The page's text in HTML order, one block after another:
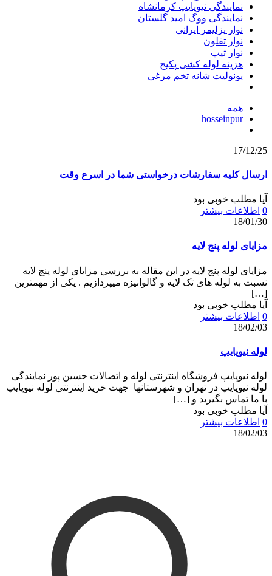
نمایندگی نیوپایپ کرمانشاه
نمایندگی ووگ امید گلستان
نوار پزلیمر ایرانی
نوار تفلون
نوار تیپ
هزینه لوله کشی پکیج
یونولیت شانه تخم مرغی
همه
hosseinpur
17/12/25
ارسال کلیه سفارشات درخواستی شما در اسرع وقت
آیا مطلب خوبی بود
0 اطلاعات بیشتر
18/01/30
مزایای لوله پنج لایه
مزایای لوله پنج لایه در این مقاله به بررسی مزایای لوله پنج لایه
نسبت به لوله های تک لایه و گالوانیزه میپردازیم . یکی از مهمترین
[…]
آیا مطلب خوبی بود
0 اطلاعات بیشتر
18/02/03
لوله نیوپایپ
لوله نیوپایپ فروشگاه اینترنتی لوله و اتصالات حسین پور نمایندگی
لوله نیوپایپ در تهران و شهرستانها جهت خرید اینترنتی لوله نیوپایپ
با ما تماس بگیرید و […]
آیا مطلب خوبی بود
0 اطلاعات بیشتر
18/02/03